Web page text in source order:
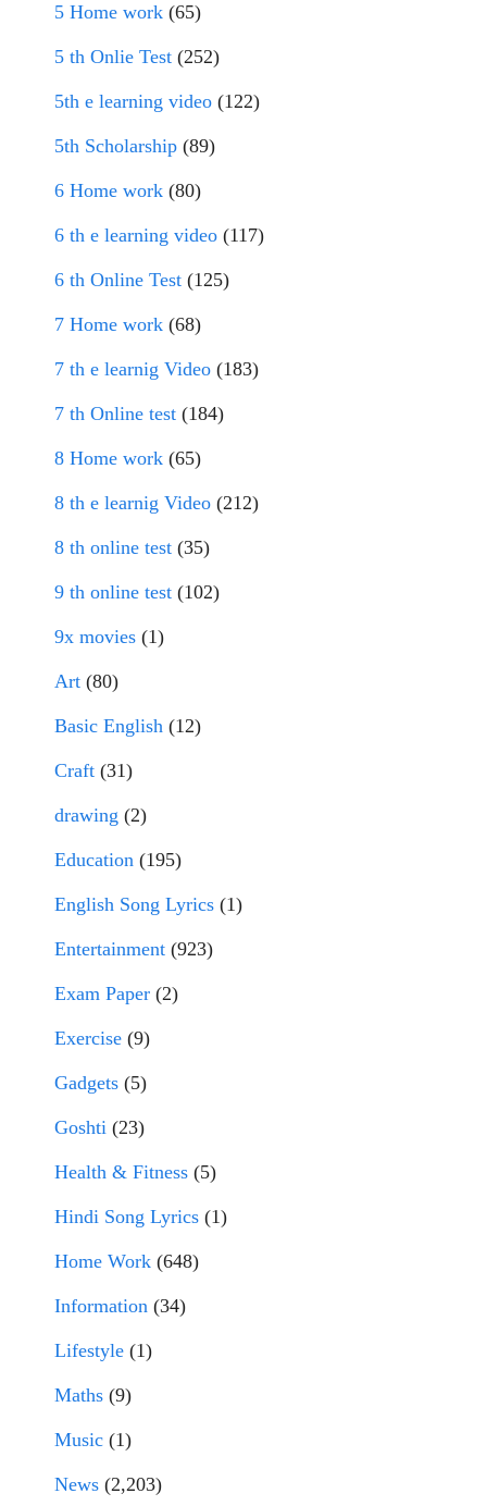
5 Home work (65)
5 th Onlie Test (252)
5th e learning video (122)
5th Scholarship (89)
6 Home work (80)
6 th e learning video (117)
6 th Online Test (125)
7 Home work (68)
7 th e learnig Video (183)
7 th Online test (184)
8 Home work (65)
8 th e learnig Video (212)
8 th online test (35)
9 th online test (102)
9x movies (1)
Art (80)
Basic English (12)
Craft (31)
drawing (2)
Education (195)
English Song Lyrics (1)
Entertainment (923)
Exam Paper (2)
Exercise (9)
Gadgets (5)
Goshti (23)
Health & Fitness (5)
Hindi Song Lyrics (1)
Home Work (648)
Information (34)
Lifestyle (1)
Maths (9)
Music (1)
News (2,203)